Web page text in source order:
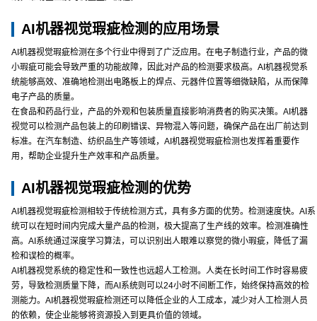
AI机器视觉瑕疵检测的应用场景
AI机器视觉瑕疵检测在多个行业中得到了广泛应用。在电子制造行业，产品的微
小瑕疵可能会导致严重的功能故障，因此对产品的检测要求极高。AI机器视觉系
统能够高效、准确地检测出电路板上的焊点、元器件位置等细微缺陷，从而保障
电子产品的质量。
在食品和药品行业，产品的外观和包装质量直接影响消费者的购买决策。AI机器
视觉可以检测产品包装上的印刷错误、异物混入等问题，确保产品在出厂前达到
标准。在汽车制造、纺织品生产等领域，AI机器视觉瑕疵检测也发挥着重要作
用，帮助企业提升生产效率和产品质量。
AI机器视觉瑕疵检测的优势
AI机器视觉瑕疵检测相较于传统检测方式，具有多方面的优势。检测速度快。AI系
统可以在短时间内完成大量产品的检测，极大提高了生产线的效率。检测准确性
高。AI系统通过深度学习算法，可以识别出人眼难以察觉的微小瑕疵，降低了漏
检和误检的概率。
AI机器视觉系统的稳定性和一致性也远超人工检测。人类在长时间工作时容易疲
劳，导致检测质量下降，而AI系统则可以24小时不间断工作，始终保持高效的检
测能力。AI机器视觉瑕疵检测还可以降低企业的人工成本，减少对人工检测人员
的依赖，使企业能够将资源投入到更具价值的领域。